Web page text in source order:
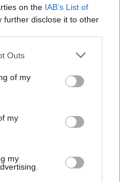
on the IAB’s List of
further disclose it to other
Outs
of my
my
my